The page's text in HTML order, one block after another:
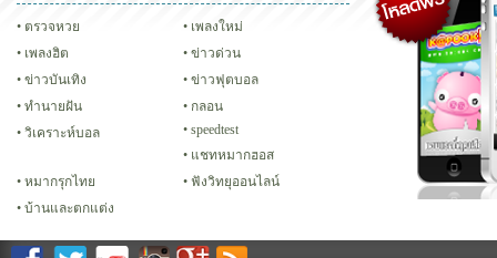
ตรวจหวย
เพลงใหม่
เพลงฮิต
ข่าวด่วน
ข่าวบันเทิง
ข่าวฟุตบอล
ทํานายฝัน
กลอน
วิเคราะห์บอล
speedtest
แชทหมากฮอส
หมากรุกไทย
ฟังวิทยุออนไลน์
บ้านและตกแต่ง